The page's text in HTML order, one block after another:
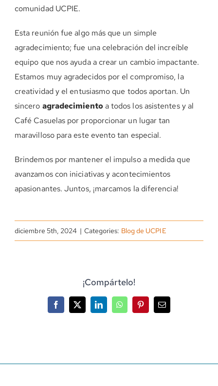
comunidad UCPIE.
Esta reunión fue algo más que un simple
agradecimiento; fue una celebración del increíble
equipo que nos ayuda a crear un cambio impactante.
Estamos muy agradecidos por el compromiso, la
creatividad y el entusiasmo que todos aportan. Un
sincero agradecimientoa todos los asistentes y al
Café Casuelas por proporcionar un lugar tan
maravilloso para este evento tan especial.
Brindemos por mantener el impulso a medida que
avanzamos con iniciativas y acontecimientos
apasionantes. Juntos, ¡marcamos la diferencia!
diciembre 5th, 2024 | Categories: Blog de UCPIE
¡Compártelo!
Facebook
X LinkedInWhatsAppPinterestCorreo
electrónico